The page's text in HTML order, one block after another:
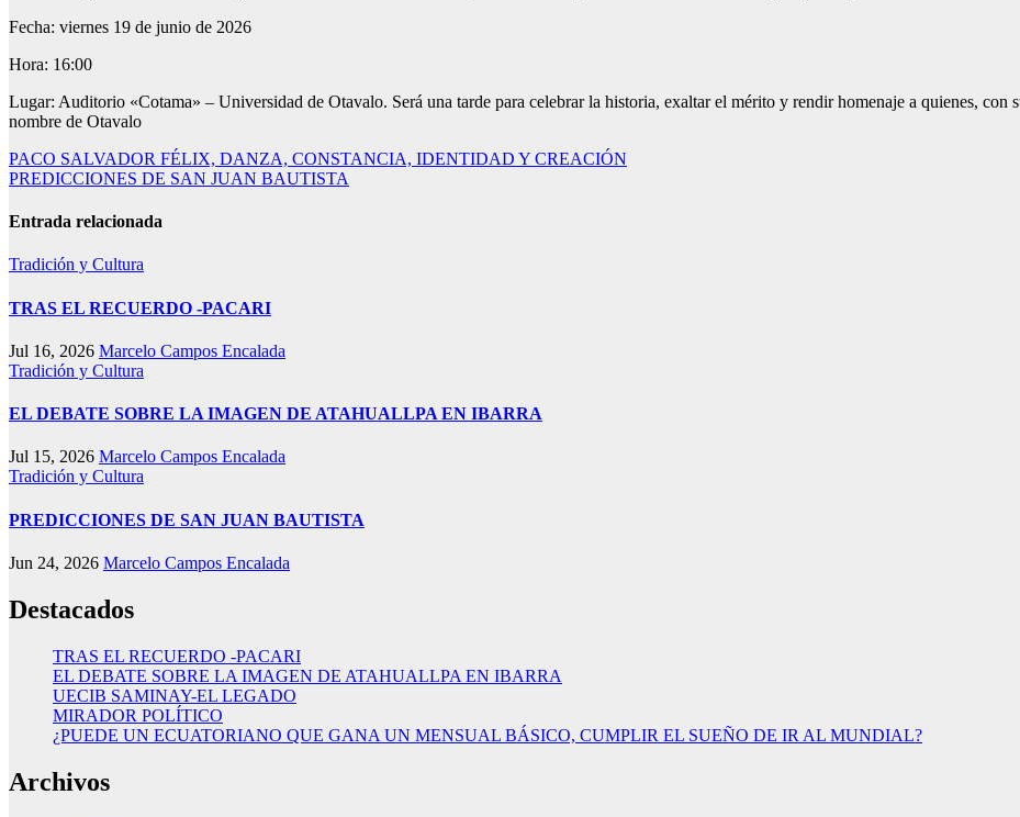
Fecha: viernes 19 de junio de 2026
Hora: 16:00
Lugar: Auditorio «Cotama» – Universidad de Otavalo. Será una tarde para celebrar la historia, exaltar el mérito y rendir homenaje a quienes,
nombre de Otavalo
Navegación
de
entradas
PACO SALVADOR FÉLIX, DANZA, CONSTANCIA, IDENTIDAD Y CREACIÓN
PREDICCIONES DE SAN JUAN BAUTISTA
Entrada relacionada
Tradición y Cultura
TRAS EL RECUERDO -PACARI
Jul 16, 2026 Marcelo Campos Encalada
Tradición y Cultura
EL DEBATE SOBRE LA IMAGEN DE ATAHUALLPA EN IBARRA
Jul 15, 2026 Marcelo Campos Encalada
Tradición y Cultura
PREDICCIONES DE SAN JUAN BAUTISTA
Jun 24, 2026 Marcelo Campos Encalada
Destacados
TRAS EL RECUERDO -PACARI
EL DEBATE SOBRE LA IMAGEN DE ATAHUALLPA EN IBARRA
UECIB SAMINAY-EL LEGADO
MIRADOR POLÍTICO
¿PUEDE UN ECUATORIANO QUE GANA UN MENSUAL BÁSICO, CUMPLIR EL SUEÑO DE IR AL MUNDIAL?
Archivos